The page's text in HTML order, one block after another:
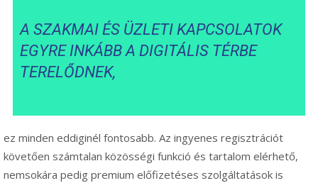
A SZAKMAI ÉS ÜZLETI KAPCSOLATOK
EGYRE INKÁBB A DIGITÁLIS TÉRBE
TERELŐDNEK,
ez minden eddiginél fontosabb. Az ingyenes regisztrációt
követően számtalan közösségi funkció és tartalom elérhető,
nemsokára pedig premium előfizetéses szolgáltatások is